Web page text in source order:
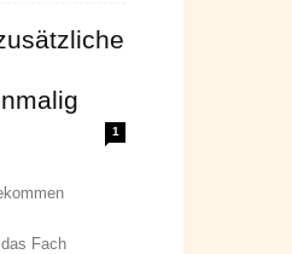
1
Fach